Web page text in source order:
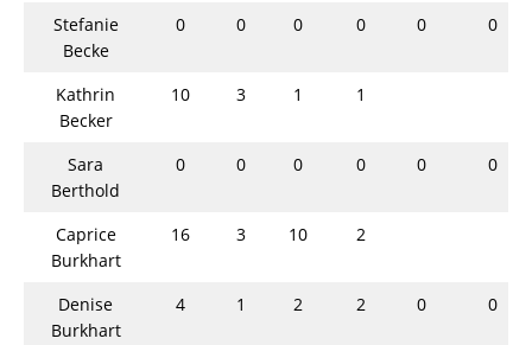
Stefanie
Becke
0 0 0 0 0 0
Kathrin
Becker
10 3 1 1
Sara
Berthold
0 0 0 0 0 0
Caprice
Burkhart
16 3 10 2
Denise
Burkhart
4 1 2 2 0 0